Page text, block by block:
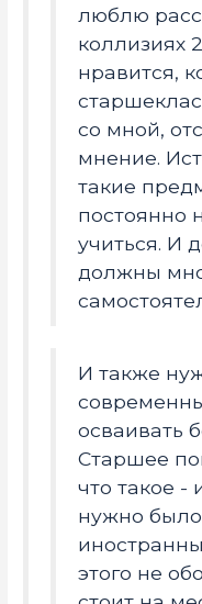
люблю
коллизиях
нравится,
со мной,
мнение.
такие
постоянно
учиться. И
должны
И также
осваивать
Старшее
что такое -
нужно было
этого не